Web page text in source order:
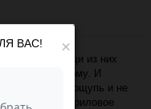
а потому вещи из них
держат форму. И
приятный на ощупь и не
того акриловое
×
ВАС!